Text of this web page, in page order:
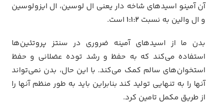
آن آمینو اسیدهای شاخه دار یعنی ال لوسین، ال ایزولوسین
و ال والین به نسبت ۱:۱:۲ است.
بدن ما از اسیدهای آمینه ضروری در سنتز پروتئین‌ها
استفاده می‌کند که به حفظ و رشد توده عضلانی و حفظ
استخوان‌های سالم کمک می‌کند. با این حال، بدن نمی‌تواند
آنها را به تنهایی تولید کند بنابراین باید به طور منظم آنها را
از طریق مکمل تامین کرد.